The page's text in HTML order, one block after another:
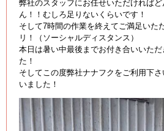
弊社のスタッフにお任せいただければ
ん！！むしろ足りないくらいです！
そして7時間の作業を終えてご満足いた
リ！（ソーシャルディスタンス）
本日は暑い中最後までお付き合いいた
た！
そしてこの度弊社ナナフクをご利用下
いました！